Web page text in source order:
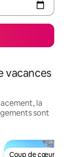
vacances
la
sont
Coup de cœur